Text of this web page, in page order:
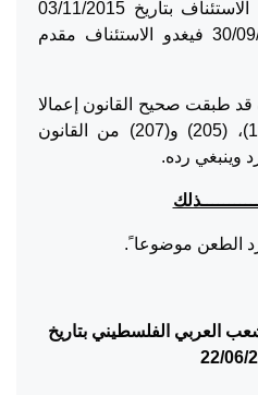
أن الاستئناف ورد لمحكمة الاستئناف بتاريخ 03/11/2015
والحكم صدر بتاريخ 30/09/2015 فيغدو الاستئناف مقدم
طبقت صحيح القانون إعمالا
ً بصريح المواد (195)، (193)، (205) و(207) من القانون
وينبغي رده.
الطعن موضوعا ً.
العربي الفلسطيني بتاريخ
22/06/